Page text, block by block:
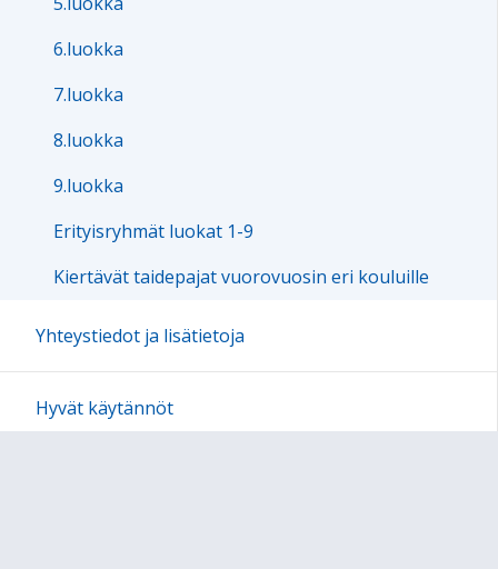
6.luokka
7.luokka
8.luokka
9.luokka
Erityisryhmät luokat 1-9
Kiertävät taidepajat vuorovuosin eri kouluille
Yhteystiedot ja lisätietoja
Hyvät käytännöt